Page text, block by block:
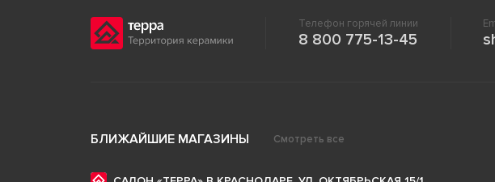
Телефон горячей линии
8 800 775-13-45
БЛИЖАЙШИЕ МАГАЗИНЫ Смотреть все